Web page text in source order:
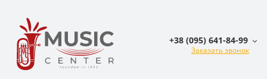
+38 (095) 641-84-99
Заказать звонок